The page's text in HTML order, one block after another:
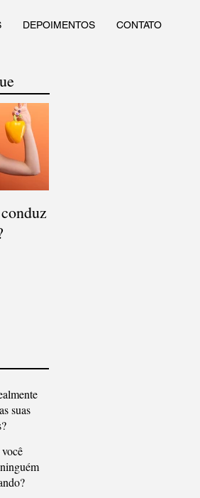
DEPOIMENTOS CONTATO
suas